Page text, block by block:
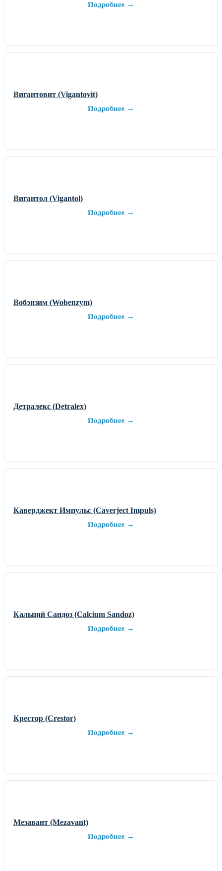
Подробнее →
Вигантовит (Vigantovit)
Подробнее →
Вигантол (Vigantol)
Подробнее →
Вобэнзим (Wobenzym)
Подробнее →
Детралекс (Detralex)
Подробнее →
Каверджект Импульс (Caverject Impuls)
Подробнее →
Кальций Сандоз (Calcium Sandoz)
Подробнее →
Крестор (Crestor)
Подробнее →
Мезавант (Mezavant)
Подробнее →